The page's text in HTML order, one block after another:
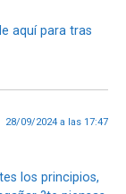
aquí para tras
28/09/2024 a las 17:47
los principios,